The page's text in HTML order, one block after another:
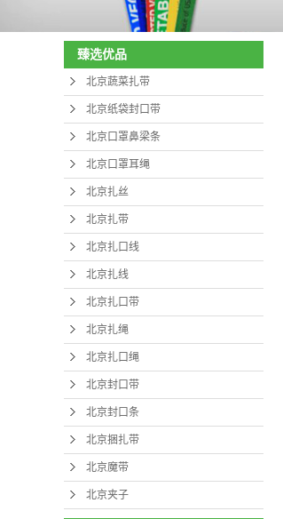
臻选优品
北京蔬菜扎带
北京纸袋封口带
北京口罩鼻梁条
北京口罩耳绳
北京扎丝
北京扎带
北京扎口线
北京扎线
北京扎口带
北京扎绳
北京扎口绳
北京封口带
北京封口条
北京捆扎带
北京魔带
北京夹子